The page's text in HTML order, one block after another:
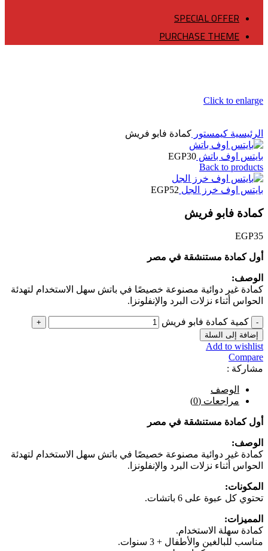
SPECIAL OFFER
PURCHASE THEME
Click to enlarge
الرئيسية كيمستور كمادة فابو فريش
بايتس اوف باتش EGP30
Back to products
بايتس اوف خرز الجل EGP52
كمادة فابو فريش
EGP35
أول كمادة مستنشقة في مصر
الوصف:
كمادة غير دوائية مصنوعة خصيصًا في باتش سهل الاستخدام لتهدئة
الحواس أثناء نزلات البرد والإنفلونزا.
كمية كمادة فابو فريش
إضافة إلى السلة
Add to wishlist
Compare
مشاركة :
الوصف
مراجعات (0)
أول كمادة مستنشقة في مصر
الوصف:
كمادة غير دوائية مصنوعة خصيصًا في باتش سهل الاستخدام لتهدئة
الحواس أثناء نزلات البرد والإنفلونزا.
المكونات:
تحتوي كل عبوة على 6 باتشات.
المميزات:
كمادة سهلة الاستخدام.
مناسب للبالغين والأطفال + 3 سنوات.